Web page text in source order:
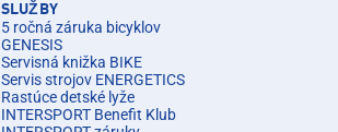
SLUŽBY
5 ročná záruka bicyklov
GENESIS
Servisná knižka BIKE
Servis strojov ENERGETICS
Rastúce detské lyže
INTERSPORT Benefit Klub